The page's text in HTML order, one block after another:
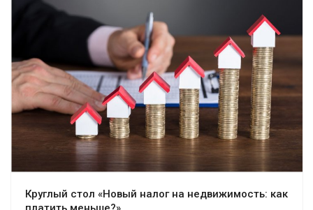
Круглый стол «Новый налог на недвижимость: как